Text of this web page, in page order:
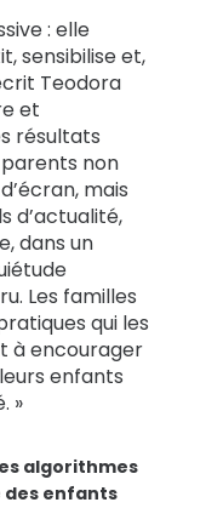
: elle
sensibilise et,
Teodora
et
résultats
parents non
mais
d’actualité,
dans un
Les familles
qui les
à encourager
enfants
»
algorithmes
des enfants